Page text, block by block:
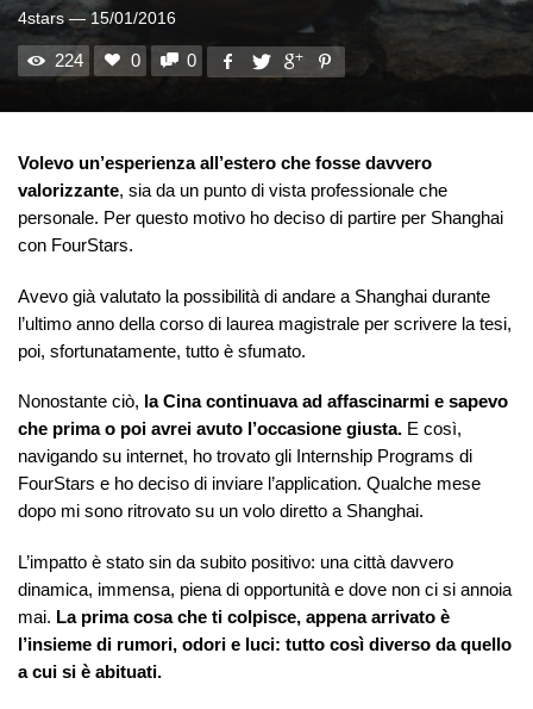
4stars — 15/01/2016
224 0 0
Volevo un’esperienza all’estero che fosse davvero
valorizzante, sia da un punto di vista professionale che
personale. Per questo motivo ho deciso di partire per Shanghai
con FourStars.
Avevo già valutato la possibilità di andare a Shanghai durante
l’ultimo anno della corso di laurea magistrale per scrivere la tesi,
poi, sfortunatamente, tutto è sfumato.
Nonostante ciò, la Cina continuava ad affascinarmi e sapevo
che prima o poi avrei avuto l’occasione giusta. E così,
navigando su internet, ho trovato gli Internship Programs di
FourStars e ho deciso di inviare l’application. Qualche mese
dopo mi sono ritrovato su un volo diretto a Shanghai.
L’impatto è stato sin da subito positivo: una città davvero
dinamica, immensa, piena di opportunità e dove non ci si annoia
mai. La prima cosa che ti colpisce, appena arrivato è
l’insieme di rumori, odori e luci: tutto così diverso da quello
a cui si è abituati.